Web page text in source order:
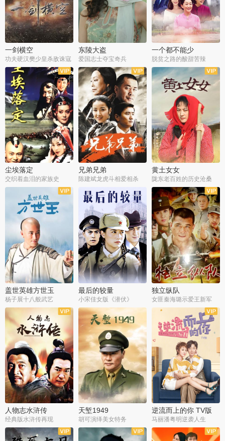
一剑横空
功夫硬汉樊少皇杀敌诛寇
东陵大盗
爱国志士夺宝奇兵
一个都不能少
脱贫之路的酸甜苦辣
全25集
尘埃落定
交织着血泪的家族史
全50集
兄弟兄弟
陈建斌龙虎斗相爱相杀
全23集
黄土女女
陇东老百姓的历史沧桑
全36集
盖世英雄方世玉
杨子展十八般武艺
全28集
最后的较量
小宋佳女版《潜伏》
全44集
独立纵队
女匪秦海璐示爱王新军
全40集
人物志水浒传
经典版水浒传再现
全30集
天堑1949
胡可演绎美女特务
全43集
逆流而上的你 TV版
马丽潘粤明逆袭人生
全34集
全21集 全35集